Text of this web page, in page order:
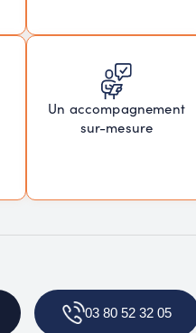
Un accompagnement
sur-mesure
03 80 52 32 05